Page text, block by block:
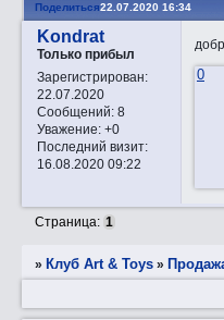
Поделиться22.07.2020 16:34
Kondrat
Только прибыл
Зарегистрирован:
22.07.2020
Сообщений:8
Уважение: +0
Последний визит:
16.08.2020 09:22
0
Страница: 1
» Клуб Art & Toys »